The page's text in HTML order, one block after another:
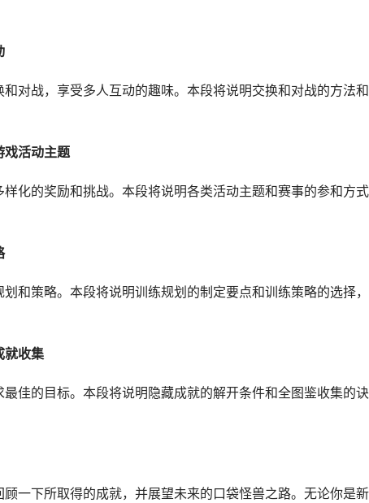
对战，享受多人互动的趣味。本段将说明交换和对战的方法
活动主题
化的奖励和挑战。本段将说明各类活动主题和赛事的参和方
和策略。本段将说明训练规划的制定要点和训练策略的选择
就收集
佳的目标。本段将说明隐藏成就的解开条件和全图鉴收集的诀
一下所取得的成就，并展望未来的口袋怪兽之路。无论你是